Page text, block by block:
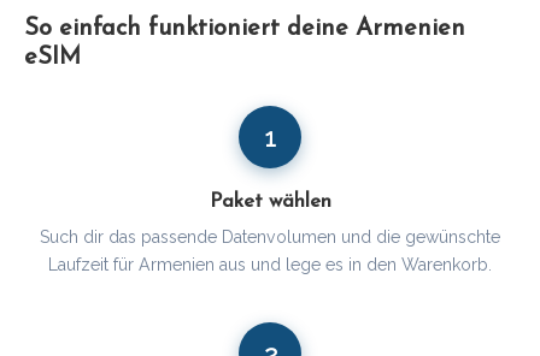
So einfach funktioniert deine Armenien
eSIM
1
Paket wählen
Such dir das passende Datenvolumen und die gewünschte
Laufzeit für Armenien aus und lege es in den Warenkorb.